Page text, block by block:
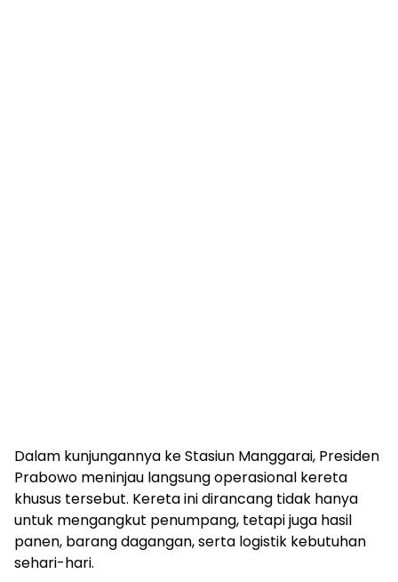
Dalam kunjungannya ke Stasiun Manggarai, Presiden
Prabowo meninjau langsung operasional kereta
khusus tersebut. Kereta ini dirancang tidak hanya
untuk mengangkut penumpang, tetapi juga hasil
panen, barang dagangan, serta logistik kebutuhan
sehari-hari.